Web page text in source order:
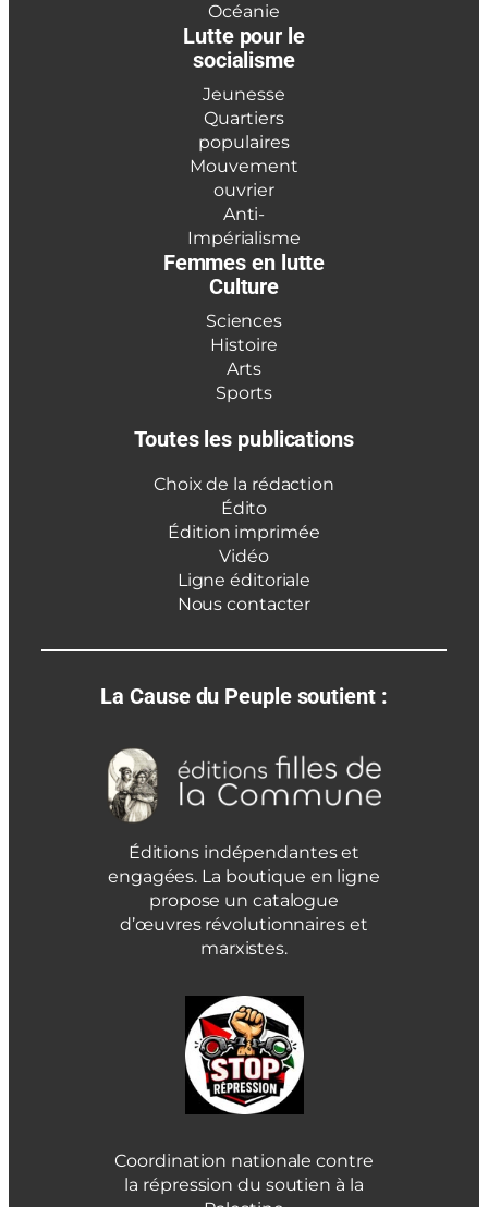
Océanie
Lutte pour le
socialisme
Jeunesse
Quartiers
populaires
Mouvement
ouvrier
Anti-
Impérialisme
Femmes en lutte
Culture
Sciences
Histoire
Arts
Sports
Toutes les publications
Choix de la rédaction
Édito
Édition imprimée
Vidéo
Ligne éditoriale
Nous contacter
La Cause du Peuple soutient :
Éditions indépendantes et
engagées. La boutique en ligne
propose un catalogue
d’œuvres révolutionnaires et
marxistes.
Coordination nationale contre
la répression du soutien à la